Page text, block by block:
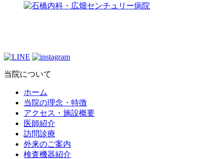
当院について
ホーム
当院の理念・特徴
アクセス・施設概要
医師紹介
訪問診療
外来のご案内
検査機器紹介